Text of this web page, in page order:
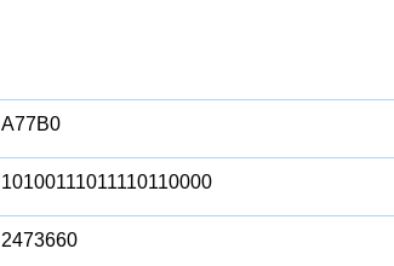
A77B0
10100111011110110000
2473660